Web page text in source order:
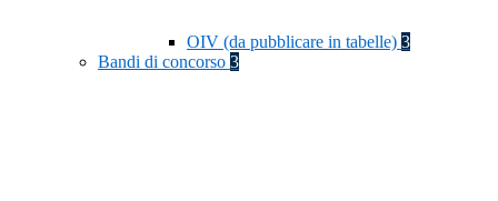
OIV (da pubblicare in tabelle) 3
Bandi di concorso 3